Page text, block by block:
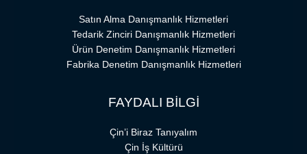
Satın Alma Danışmanlık Hizmetleri
Tedarik Zinciri Danışmanlık Hizmetleri
Ürün Denetim Danışmanlık Hizmetleri
Fabrika Denetim Danışmanlık Hizmetleri
FAYDALI BİLGİ
Çin’i Biraz Tanıyalım
Çin İş Kültürü